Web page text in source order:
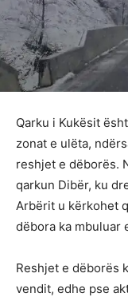
Qarku i Kukësit
zonat e ulëta,
reshjet e dëborës.
qarkun Dibër, ku
Arbërit u kërkohet
dëbora ka mbuluar
Reshjet e dëborës
vendit, edhe pse